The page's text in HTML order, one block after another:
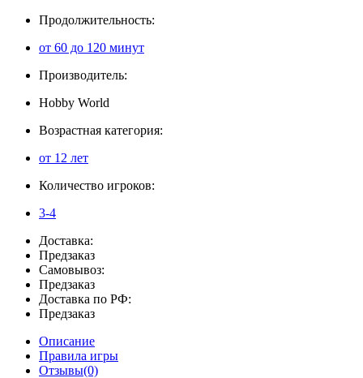
Продолжительность:
от 60 до 120 минут
Производитель:
Hobby World
Возрастная категория:
от 12 лет
Количество игроков:
3-4
Доставка:
Предзаказ
Самовывоз:
Предзаказ
Доставка по РФ:
Предзаказ
Описание
Правила игры
Отзывы(0)